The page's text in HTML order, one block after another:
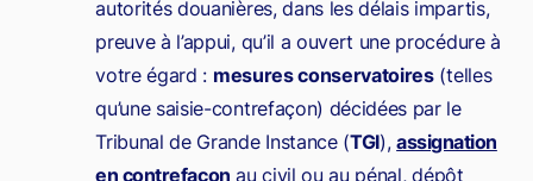
autorités douanières, dans les délais impartis,
preuve à l’appui, qu’il a ouvert une procédure à
votre égard : mesures conservatoires(telles
qu’une saisie-contrefaçon) décidées par le
Tribunal de Grande Instance (TGI),assignation
en contrefaçon au civil ou au pénal, dépôt